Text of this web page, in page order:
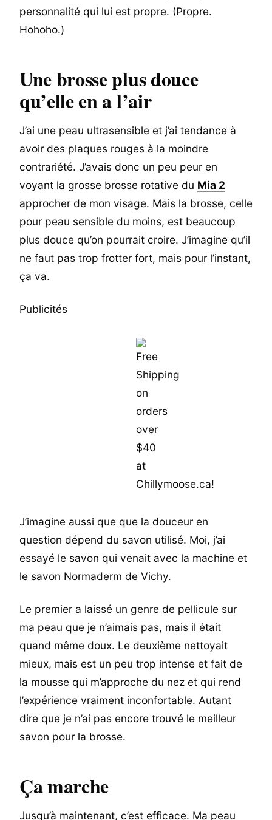
personnalité qui lui est propre. (Propre.
Hohoho.)
Une brosse plus douce
qu’elle en a l’air
J’ai une peau ultrasensible et j’ai tendance à
avoir des plaques rouges à la moindre
contrariété. J’avais donc un peu peur en
voyant la grosse brosse rotative du Mia 2
approcher de mon visage. Mais la brosse, celle
pour peau sensible du moins, est beaucoup
plus douce qu’on pourrait croire. J’imagine qu’il
ne faut pas trop frotter fort, mais pour l’instant,
ça va.
Publicités
J’imagine aussi que que la douceur en
question dépend du savon utilisé. Moi, j’ai
essayé le savon qui venait avec la machine et
le savon Normaderm de Vichy.
Le premier a laissé un genre de pellicule sur
ma peau que je n’aimais pas, mais il était
quand même doux. Le deuxième nettoyait
mieux, mais est un peu trop intense et fait de
la mousse qui m’approche du nez et qui rend
l’expérience vraiment inconfortable. Autant
dire que je n’ai pas encore trouvé le meilleur
savon pour la brosse.
Ça marche
Jusqu’à maintenant, c’est efficace. Ma peau